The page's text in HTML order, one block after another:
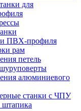
для
ПВХ-профиля
рам
петель
алюминиевого
станки с ЧПУ
штапика